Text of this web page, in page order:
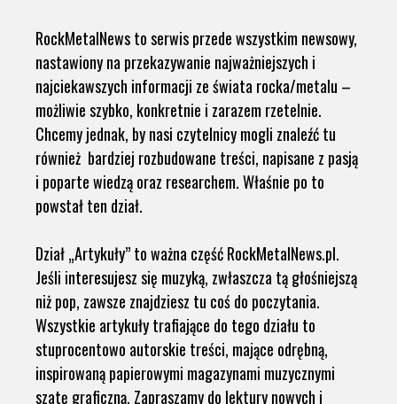
RockMetalNews to serwis przede wszystkim newsowy,
nastawiony na przekazywanie najważniejszych i
najciekawszych informacji ze świata rocka/metalu –
możliwie szybko, konkretnie i zarazem rzetelnie.
Chcemy jednak, by nasi czytelnicy mogli znaleźć tu
również bardziej rozbudowane treści, napisane z pasją
i poparte wiedzą oraz researchem. Właśnie po to
powstał ten dział.
Dział „Artykuły” to ważna część RockMetalNews.pl.
Jeśli interesujesz się muzyką, zwłaszcza tą głośniejszą
niż pop, zawsze znajdziesz tu coś do poczytania.
Wszystkie artykuły trafiające do tego działu to
stuprocentowo autorskie treści, mające odrębną,
inspirowaną papierowymi magazynami muzycznymi
szatę graficzną. Zapraszamy do lektury nowych i